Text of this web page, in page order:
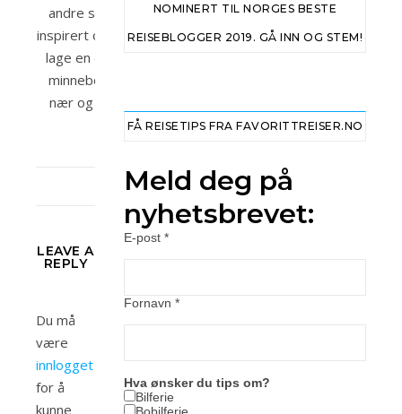
andre skal bli
inspirert og for å
lage en digital
minnebok fra
nær og fjern.
LEAVE A
REPLY
Du må
være
innlogget
for å
kunne
NOMINERT TIL NORGES BESTE
REISEBLOGGER 2019. GÅ INN OG STEM!
FÅ REISETIPS FRA FAVORITTREISER.NO
Meld deg på
nyhetsbrevet:
E-post *
Fornavn *
Hva ønsker du tips om?
Bilferie